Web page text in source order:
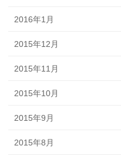
2016年1月
2015年12月
2015年11月
2015年10月
2015年9月
2015年8月